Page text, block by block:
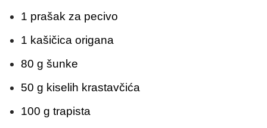
1 prašak za pecivo
1 kašičica origana
80 g šunke
50 g kiselih krastavčića
100 g trapista